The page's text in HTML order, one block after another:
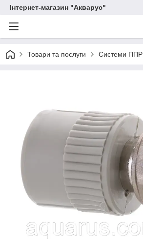
Інтернет-магазин "Акварус"
Товари та послуги Системи ППР